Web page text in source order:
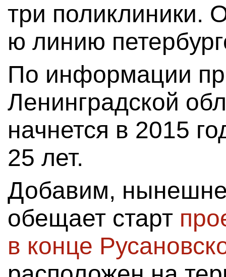
три поликлиники.
ю линию
По информации
Ленинградской
начнется в 2015
25 лет.
Добавим,
обещает старт
в конце